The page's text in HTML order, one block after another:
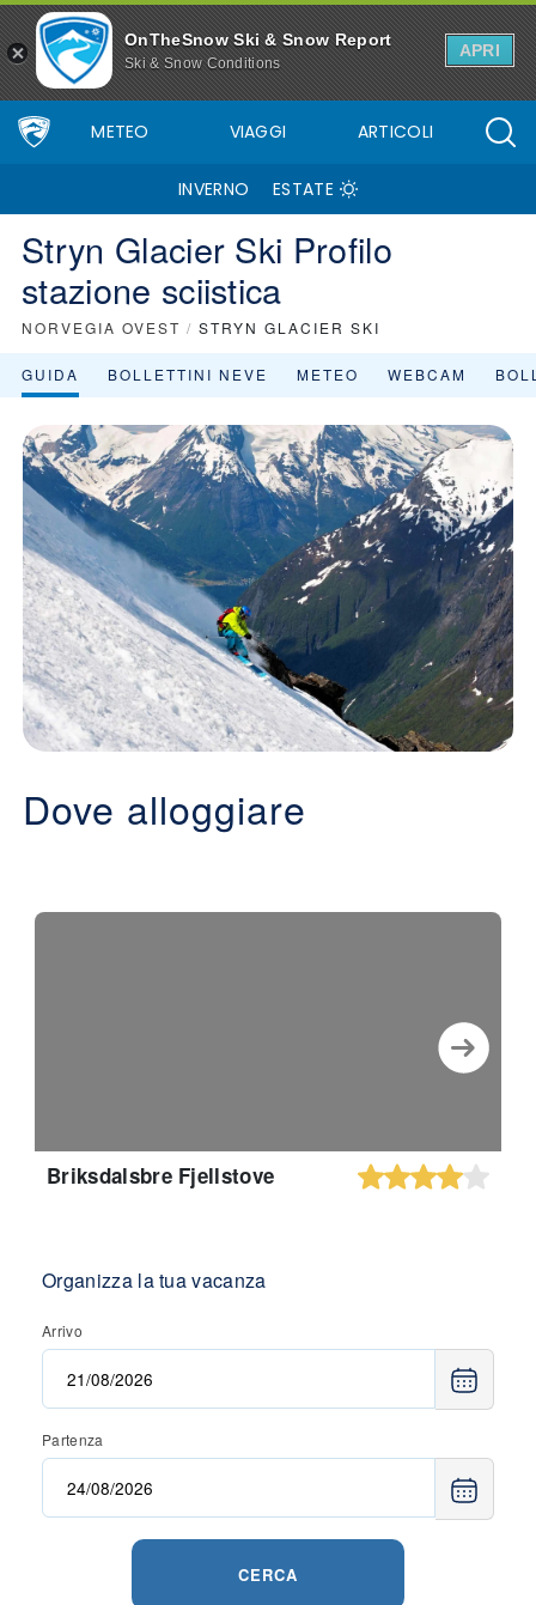
OnTheSnow Ski & Snow Report
Ski & Snow Conditions
APRI
METEO VIAGGI ARTICOLI
INVERNO ESTATE
Stryn Glacier Ski Profilo
stazione sciistica
NORVEGIA OVEST / STRYN GLACIER SKI
GUIDA BOLLETTINI NEVE METEO WEBCAM
Dove alloggiare
Briksdalsbre Fjellstove
Organizza la tua vacanza
Arrivo
Partenza
CERCA